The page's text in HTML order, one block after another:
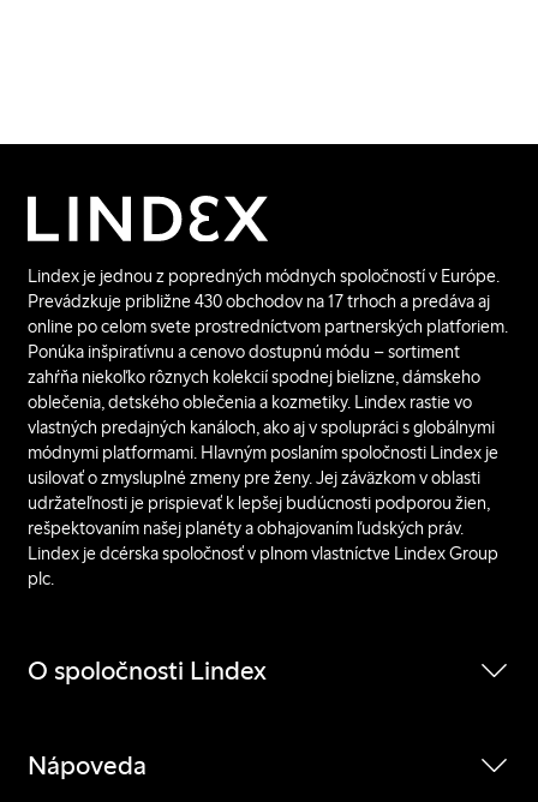
Lindex je jednou z popredných módnych spoločností v Európe.
Prevádzkuje približne 430 obchodov na 17 trhoch a predáva aj
online po celom svete prostredníctvom partnerských platforiem.
Ponúka inšpiratívnu a cenovo dostupnú módu – sortiment
zahŕňa niekoľko rôznych kolekcií spodnej bielizne, dámskeho
oblečenia, detského oblečenia a kozmetiky. Lindex rastie vo
vlastných predajných kanáloch, ako aj v spolupráci s globálnymi
módnymi platformami. Hlavným poslaním spoločnosti Lindex je
usilovať o zmysluplné zmeny pre ženy. Jej záväzkom v oblasti
udržateľnosti je prispievať k lepšej budúcnosti podporou žien,
rešpektovaním našej planéty a obhajovaním ľudských práv.
Lindex je dcérska spoločnosť v plnom vlastníctve Lindex Group
plc.
O spoločnosti Lindex
Nápoveda